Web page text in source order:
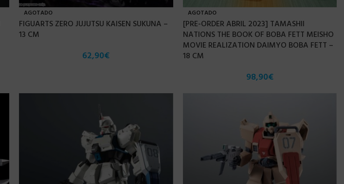
AGOTADO
FIGUARTS ZERO JUJUTSU KAISEN SUKUNA –
13 CM
62,90€
AGOTADO
[PRE-ORDER ABRIL 2023] TAMASHII
NATIONS THE BOOK OF BOBA FETT MEISHO
MOVIE REALIZATION DAIMYO BOBA FETT –
18 CM
98,90€